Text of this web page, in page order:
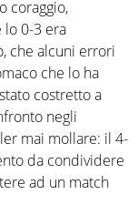
coraggio,
lo 0-3 era
che alcuni errori
che lo ha
costretto a
negli
mai mollare: il 4-
da condividere
ad un match